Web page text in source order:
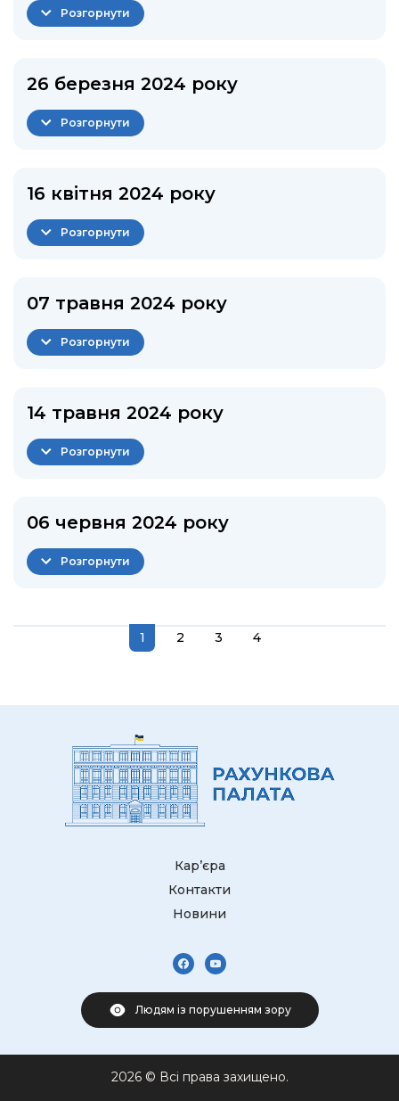
Розгорнути
26 березня 2024 року
Розгорнути
16 квітня 2024 року
Розгорнути
07 травня 2024 року
Розгорнути
14 травня 2024 року
Розгорнути
06 червня 2024 року
Розгорнути
1 2 3 4
Кар’єра
Контакти
Новини
Людям із порушенням зору
2026 © Всі права захищено.